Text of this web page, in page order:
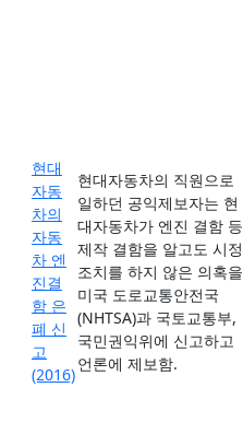
현대
자동
차의
자동
차 엔
진결
함 은
폐 신
고
(2016)
현대자동차의 직원으로
일하던 공익제보자는 현
대자동차가 엔진 결함 등
제작 결함을 알고도 시정
조치를 하지 않은 의혹을
미국 도로교통안전국
(NHTSA)과 국토교통부,
국민권익위에 신고하고
언론에 제보함.